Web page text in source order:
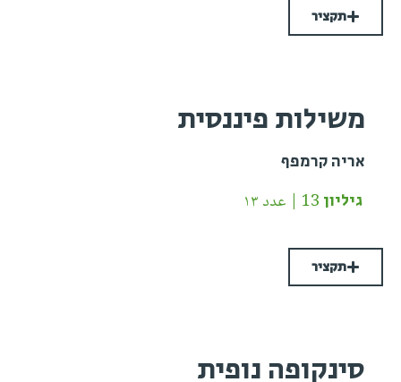
תקציר
משילות פיננסית
אריה קרמפף
גיליון 13 | عدد ١٣
תקציר
סינקופה נופית